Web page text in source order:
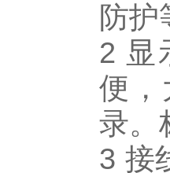
防护
2 显
便，
录。
3 接